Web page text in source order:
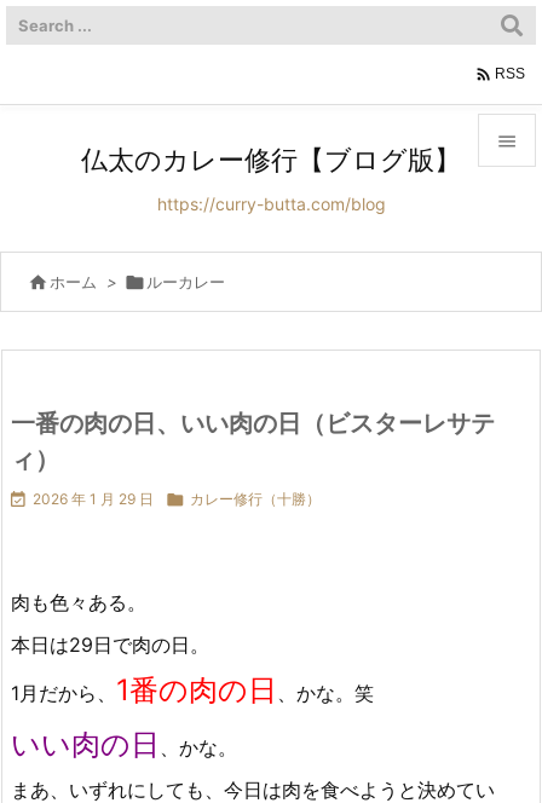



 RSS
仏太のカレー修行【ブログ版】
https://curry-butta.com/blog
 ホーム >  ルーカレー
一番の肉の日、いい肉の日（ビスターレサテ
ィ）
 2026 年 1 月 29 日  カレー修行（十勝）
肉も色々ある。
本日は29日で肉の日。
1月だから、 1番の肉の日 、かな。笑
いい肉の日 、かな。
まあ、いずれにしても、今日は肉を食べようと決めてい